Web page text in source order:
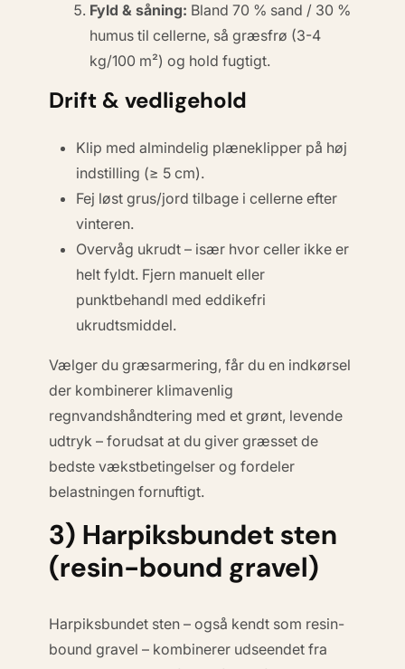
Fyld & såning: Bland 70 % sand / 30 %
humus til cellerne, så græsfrø (3-4
kg/100 m²) og hold fugtigt.
Drift & vedligehold
Klip med almindelig plæneklipper på høj
indstilling (≥ 5 cm).
Fej løst grus/jord tilbage i cellerne efter
vinteren.
Overvåg ukrudt – især hvor celler ikke er
helt fyldt. Fjern manuelt eller
punktbehandl med eddikefri
ukrudtsmiddel.
Vælger du græsarmering, får du en indkørsel
der kombinerer klimavenlig
regnvandshåndtering med et grønt, levende
udtryk – forudsat at du giver græsset de
bedste vækstbetingelser og fordeler
belastningen fornuftigt.
3) Harpiksbundet sten
(resin-bound gravel)
Harpiksbundet sten – også kendt som resin-
bound gravel – kombinerer udseendet fra